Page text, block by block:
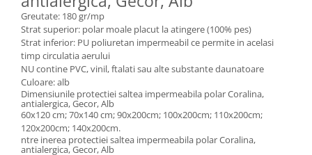
Greutate: 180 gr/mp
Strat superior: polar moale placut la atingere (100% pes)
Strat inferior: PU poliuretan impermeabil ce permite in acelasi
timp circulatia aerului
NU contine PVC, vinil, ftalati sau alte substante daunatoare
Culoare: alb
Dimensiunile protectiei saltea impermeabila polar Coralina,
antialergica, Gecor, Alb
60x120 cm; 70x140 cm; 90x200cm; 100x200cm; 110x200cm;
120x200cm; 140x200cm.
ntre inerea protectiei saltea impermeabila polar Coralina,
antialergica, Gecor, Alb